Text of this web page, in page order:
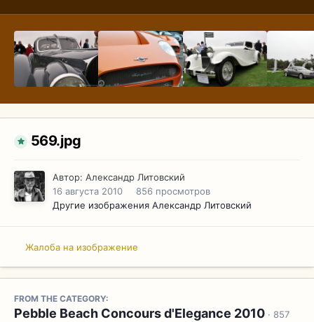
569.jpg
Автор: Александр Литовский
16 августа 2010
856 просмотров
Другие изображения Александр Литовский
Жалоба на изображение
FROM THE CATEGORY:
Pebble Beach Concours d'Elegance 2010 · 857